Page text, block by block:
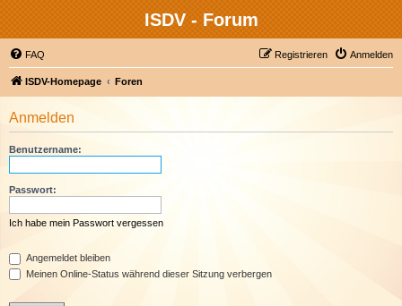
ISDV - Forum
FAQ Anmelden
Registrieren
ISDV-Homepage Foren
Anmelden
Benutzername:
Passwort:
Ich habe mein Passwort vergessen
Angemeldet bleiben
Meinen Online-Status während dieser Sitzung verbergen